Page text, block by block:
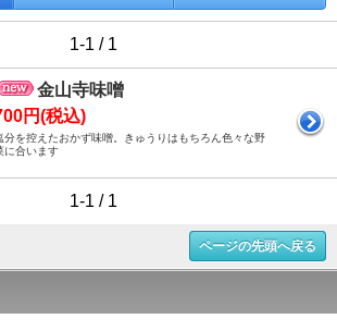
1-1 / 1
金山寺味噌
円(税込)
分を控えたおかず味噌。きゅうりはもちろん色々な野
に合います
1-1 / 1
ページの先頭へ戻る